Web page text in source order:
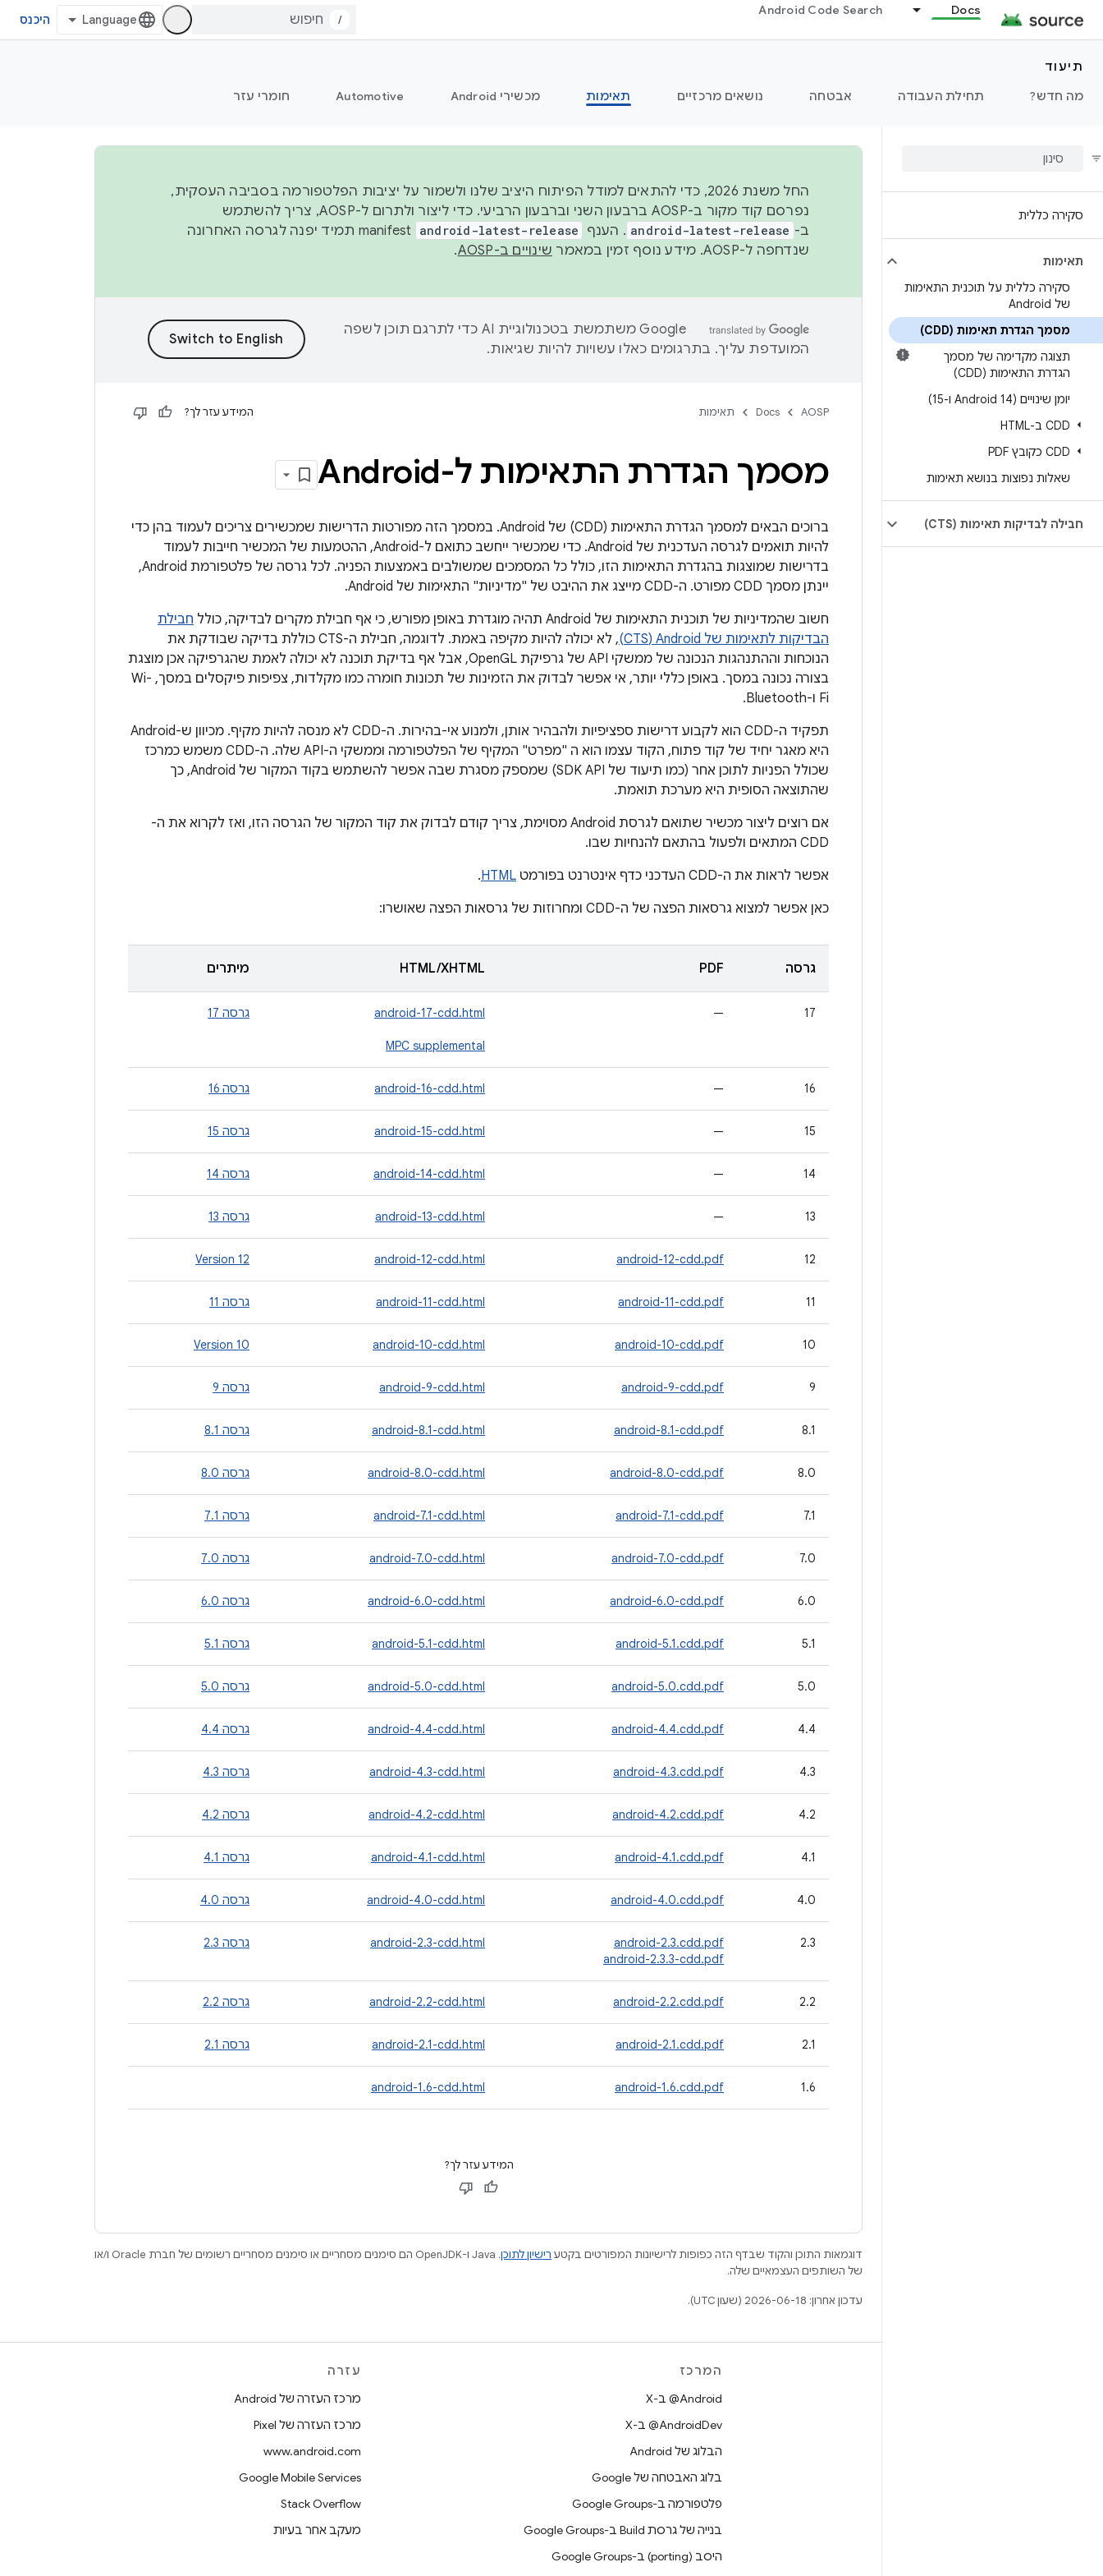
Docs
Android Code Search
/ היכנס
תיעוד
מה חדש?
תחילת העבודה אבטחה נושאים מרכזיים תאימות מכשירי Android Automotive חומרי עזר
סקירה כללית
תאימות
סקירה כללית על תוכנית התאימות
של Android
מסמך הגדרת תאימות (CDD)
תצוגה מקדימה של מסמך
הגדרת התאימות (CDD)
יומן שינויים (Android 14 ו-15)
CDD ב-HTML
CDD כקובץ PDF
שאלות נפוצות בנושא תאימות
חבילה לבדיקות תאימות (CTS)
החל משנת 2026, כדי להתאים למודל הפיתוח היציב שלנו ולשמור על יציבות הפלטפורמה בסביבה העסקית,
נפרסם קוד מקור ב-AOSP ברבעון השני וברבעון הרביעי. כדי ליצור ולתרום ל-AOSP, צריך להשתמש
ב- android-latest-release . הענף android-latest-release
manifest תמיד יפנה לגרסה האחרונה
שנדחפה ל-AOSP. מידע נוסף זמין במאמר
שינויים ב-AOSP .
‫Google משתמשת בטכנולוגיית AI כדי לתרגם תוכן לשפה
המועדפת עליך. בתרגומים כאלו עשויות להיות שגיאות.
AOSP
Docs תאימות המידע עזר לך?
מסמך הגדרת התאימות ל-Android
ברוכים הבאים למסמך הגדרת התאימות (CDD) של Android. במסמך הזה מפורטות הדרישות שמכשירים צריכים לעמוד בהן כדי
להיות תואמים לגרסה העדכנית של Android. כדי שמכשיר ייחשב כתואם ל-Android, ההטמעות של המכשיר חייבות לעמוד
בדרישות שמוצגות בהגדרת התאימות הזו, כולל כל המסמכים שמשולבים באמצעות הפניה. לכל גרסה של פלטפורמת Android,
יינתן מסמך CDD מפורט. ה-CDD מייצג את ההיבט של "מדיניות" התאימות של Android.
חשוב שהמדיניות של תוכנית התאימות של Android תהיה מוגדרת באופן מפורש, כי אף חבילת מקרים לבדיקה, כולל
חבילת
הבדיקות לתאימות של Android‏ (CTS)
, לא יכולה להיות מקיפה באמת. לדוגמה, חבילת ה-CTS כוללת בדיקה שבודקת את
הנוכחות וההתנהגות הנכונה של ממשקי API של גרפיקת OpenGL, אבל אף בדיקת תוכנה לא יכולה לאמת שהגרפיקה אכן מוצגת
בצורה נכונה במסך. באופן כללי יותר, אי אפשר לבדוק את הזמינות של תכונות חומרה כמו מקלדות, צפיפות פיקסלים במסך, Wi-
Fi ו-Bluetooth.
תפקיד ה-CDD הוא לקבוע דרישות ספציפיות ולהבהיר אותן, ולמנוע אי-בהירות. ה-CDD לא מנסה להיות מקיף. מכיוון ש-Android
היא מאגר יחיד של קוד פתוח, הקוד עצמו הוא ה "מפרט" המקיף של הפלטפורמה וממשקי ה-API שלה. ה-CDD משמש כמרכז
שכולל הפניות לתוכן אחר (כמו תיעוד של SDK API) שמספק מסגרת שבה אפשר להשתמש בקוד המקור של Android, כך
שהתוצאה הסופית היא מערכת תואמת.
אם רוצים ליצור מכשיר שתואם לגרסת Android מסוימת, צריך קודם לבדוק את קוד המקור של הגרסה הזו, ואז לקרוא את ה-
CDD המתאים ולפעול בהתאם להנחיות שבו.
אפשר לראות את ה-CDD העדכני כדף אינטרנט בפורמט
HTML
.
כאן אפשר למצוא גרסאות הפצה של ה-CDD ומחרוזות של גרסאות הפצה שאושרו:
גרסה PDF
HTML/XHTML מיתרים
17
—
android-17-cdd.html גרסה 17
MPC supplemental
16
—
android-16-cdd.html גרסה 16
15
—
android-15-cdd.html גרסה 15
14
—
android-14-cdd.html גרסה 14
13
—
android-13-cdd.html גרסה 13
12
android-12-cdd.pdf
android-12-cdd.html
Version 12
11
android-11-cdd.pdf
android-11-cdd.html גרסה 11
10
android-10-cdd.pdf
android-10-cdd.html
Version 10
9
android-9-cdd.pdf
android-9-cdd.html גרסה 9
8.1
android-8.1-cdd.pdf
android-8.1-cdd.html גרסה 8.1
8.0
android-8.0-cdd.pdf
android-8.0-cdd.html גרסה 8.0
7.1
android-7.1-cdd.pdf
android-7.1-cdd.html גרסה 7.1
7.0
android-7.0-cdd.pdf
android-7.0-cdd.html גרסה 7.0
6.0
android-6.0-cdd.pdf
android-6.0-cdd.html גרסה 6.0
5.1
android-5.1.cdd.pdf
android-5.1-cdd.html גרסה 5.1
5.0
android-5.0.cdd.pdf
android-5.0-cdd.html גרסה 5.0
4.4
android-4.4.cdd.pdf
android-4.4-cdd.html גרסה 4.4
4.3
android-4.3.cdd.pdf
android-4.3-cdd.html גרסה 4.3
‫4.2
android-4.2.cdd.pdf
android-4.2-cdd.html גרסה 4.2
4.1
android-4.1.cdd.pdf
android-4.1-cdd.html גרסה 4.1
4.0
android-4.0.cdd.pdf
android-4.0-cdd.html גרסה 4.0
2.3
android-2.3.cdd.pdf
android-2.3.3-cdd.pdf
android-2.3-cdd.html גרסה 2.3
2.2
android-2.2.cdd.pdf
android-2.2-cdd.html גרסה 2.2
2.1
android-2.1.cdd.pdf
android-2.1-cdd.html גרסה 2.1
1.6
android-1.6.cdd.pdf
android-1.6-cdd.html
המידע עזר לך?
דוגמאות התוכן והקוד שבדף הזה כפופות לרישיונות המפורטים בקטע רישיון לתוכן
.‏ Java ו-OpenJDK הם סימנים מסחריים או סימנים מסחריים רשומים של חברת Oracle ו/או
של השותפים העצמאיים שלה.
עדכון אחרון: 2026-06-18 (שעון UTC).
המרכז
‫‎@Android ב-X
‫‎@AndroidDev ב-X
הבלוג של Android
בלוג האבטחה של Google
פלטפורמה ב-Google Groups
בנייה של גרסת Build ב-Google Groups
היסב (porting) ב-Google Groups
עזרה
מרכז העזרה של Android
מרכז העזרה של Pixel
www.android.com
Google Mobile Services
Stack Overflow
מעקב אחר בעיות